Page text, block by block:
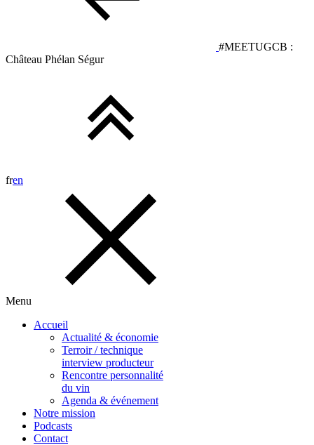
#MEETUGCB :
Château Phélan Ségur
fren
Menu
Accueil
Actualité & économie
Terroir / technique
interview producteur
Rencontre personnalité
du vin
Agenda & événement
Notre mission
Podcasts
Contact